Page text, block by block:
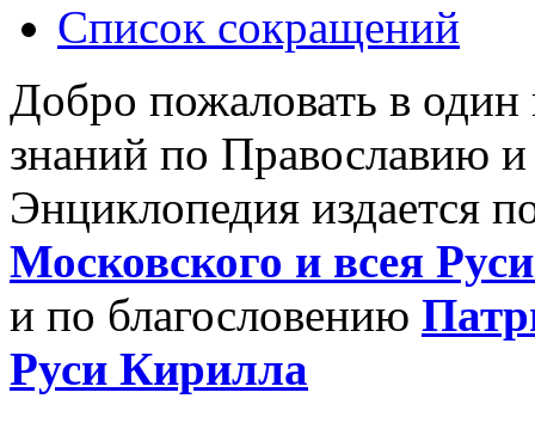
Список сокращений
Добро пожаловать в
знаний по Православию
Энциклопедия издается
Московского и всея
и по благословению
Руси Кирилла